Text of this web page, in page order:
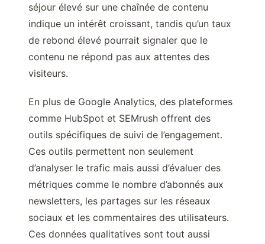
séjour élevé sur une chaînée de contenu
indique un intérêt croissant, tandis qu’un taux
de rebond élevé pourrait signaler que le
contenu ne répond pas aux attentes des
visiteurs.
En plus de Google Analytics, des plateformes
comme HubSpot et SEMrush offrent des
outils spécifiques de suivi de l’engagement.
Ces outils permettent non seulement
d’analyser le trafic mais aussi d’évaluer des
métriques comme le nombre d’abonnés aux
newsletters, les partages sur les réseaux
sociaux et les commentaires des utilisateurs.
Ces données qualitatives sont tout aussi